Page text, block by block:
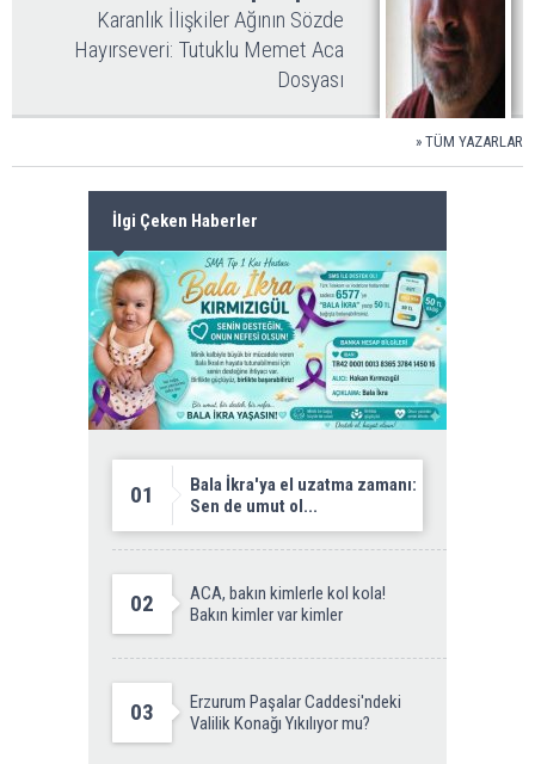
Karanlık İlişkiler Ağının Sözde
Hayırseveri: Tutuklu Memet Aca
Dosyası
» TÜM YAZARLAR
İlgi Çeken Haberler
01
Bala İkra'ya el uzatma zamanı:
Sen de umut ol...
02
ACA, bakın kimlerle kol kola!
Bakın kimler var kimler
03
Erzurum Paşalar Caddesi'ndeki
Valilik Konağı Yıkılıyor mu?